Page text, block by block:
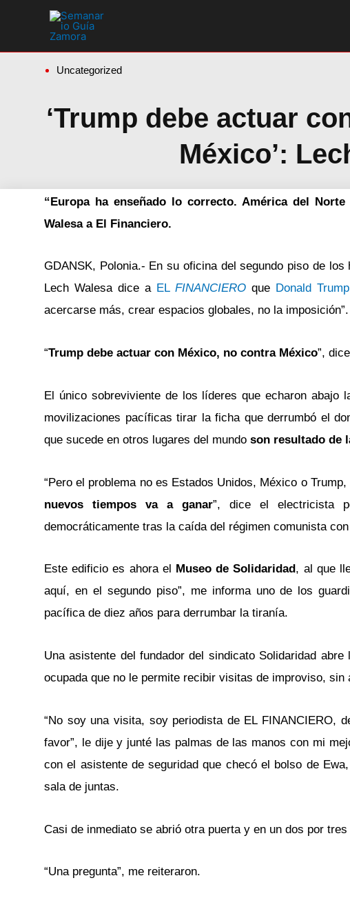
Uncategorized
‘Trump debe actuar
México’:
“Europa ha enseñado lo correcto. América del
Walesa a El Financiero.
GDANSK, Polonia.- En su oficina del segundo piso de
Lech Walesa dice aELFINANCIERO que Donald Trump
acercarse más, crear espacios globales, no la imposición”.
“Trump debe actuar con México, no contra México”,
El único sobreviviente de los líderes que echaron
movilizaciones pacíficas tirar la ficha que derrumbó el
que sucede en otros lugares del mundo son resultado de
“Pero el problema no es Estados Unidos, México o
nuevos tiempos va a ganar”, dice el electricista
democráticamente tras la caída del régimen comunista
Este edificio es ahora el Museo de Solidaridad , al que
aquí, en el segundo piso”, me informa uno de los
pacífica de diez años para derrumbar la tiranía.
Una asistente del fundador del sindicato Solidaridad
ocupada que no le permite recibir visitas de improviso, sin
“No soy una visita, soy periodista de EL FINANCIERO,
favor”, le dije y junté las palmas de las manos con mi
con el asistente de seguridad que checó el bolso de
sala de juntas.
Casi de inmediato se abrió otra puerta y en un dos por
“Una pregunta”, me reiteraron.